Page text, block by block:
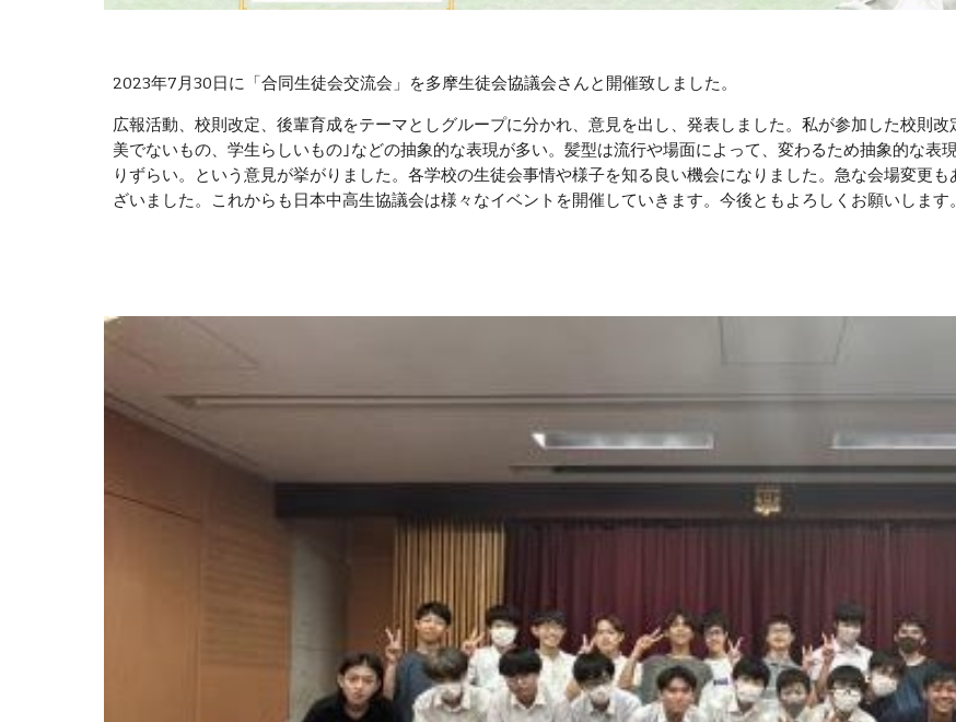
2023年7月30日に「合同生徒会交流会」を多摩生徒会協議会さんと開催致しました。
広報活動、校則改定、後輩育成をテーマとしグループに分かれ、意見を出し、発表しました。私が参加した校則
美でないもの、学生らしいもの｣などの抽象的な表現が多い。髪型は流行や場面によって、変わるため抽象的な表
りずらい。という意見が挙がりました。各学校の生徒会事情や様子を知る良い機会になりました。急な会場変更
ざいました。これからも日本中高生協議会は様々なイベントを開催していきます。今後ともよろしくお願いします。